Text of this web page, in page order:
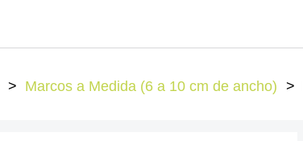
Marcos a Medida (6 a 10 cm de ancho)